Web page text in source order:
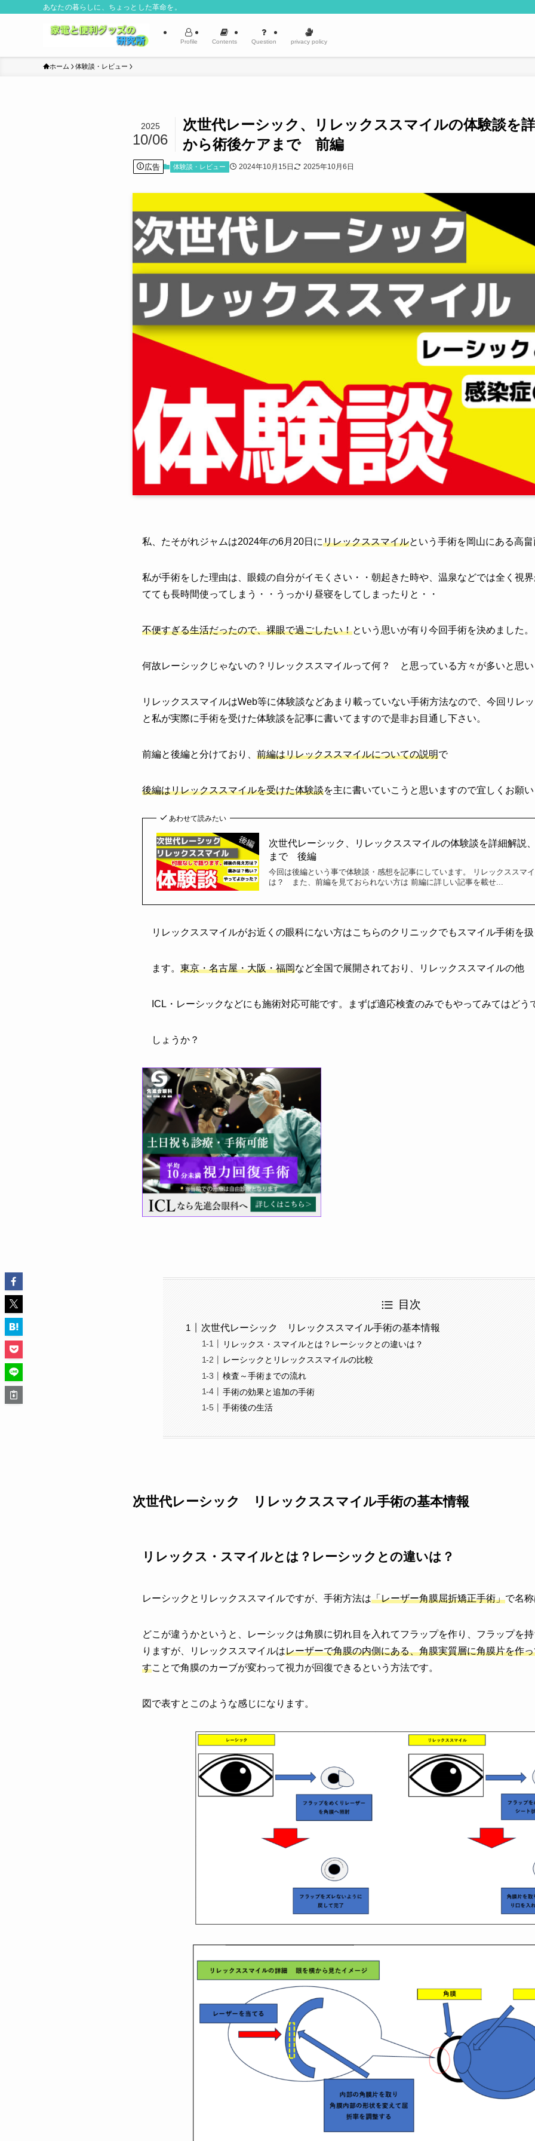
あなたの暮らしに、ちょっとした革命を。
Profile Contents Question privacy policy
ホーム 体験談・レビュー
次世代レーシック、リレックススマイルの体験談を
から術後ケアまで 前編
2025
10/06
広告 体験談・レビュー 2024年10月15日 2025年10月6日
私、たそがれジャムは2024年の6月20日にリレックススマイルという手術を岡山にある高
私が手術をした理由は、
眼鏡の自分がイモくさい・・朝起きた時や、温泉などでは全く視
てても長時間使ってしまう・・うっかり昼寝をしてしまったりと・・
不便すぎる生活だったので、裸眼で過ごしたい！という思いが有り今回手術を決めました。
何故レーシックじゃないの？リレックススマイルって何？ と思っている方々が多いと思い
リレックススマイルはWeb等に体験談などあまり載っていない手術方法なので、今回リレ
と私が実際に手術を受けた体験談を記事に書いてますので是非お目通し下さい。
前編と後編と分けており、 前編はリレックススマイルについての説明で
後編はリレックススマイルを受けた体験談を主に書いていこうと思いますので宜しくお願い
あわせて読みたい
次世代レーシック、リレックススマイルの体験談を詳細解説
まで 後編
今回は後編という事で体験談・感想を記事にしています。 リレックススマ
は？ また、前編を見ておられない方は 前編に詳しい記事を載せ...
リレックススマイルがお近くの眼科にない方はこちらのクリニックでもスマイル手術を扱
ます。 東京・名古屋・大阪・福岡など全国で展開されており、 リレックススマイルの他
ICL・レーシックなどにも施術対応可能です。まずば適応検査のみでもやってみてはどう
しょうか？
目次
次世代レーシック リレックススマイル手術の基本情報
リレックス・スマイルとは？レーシックとの違いは？
レーシックとリレックススマイルの比較
検査～手術までの流れ
手術の効果と追加の手術
手術後の生活
次世代レーシック リレックススマイル手術の基本情報
リレックス・スマイルとは？レーシックとの違いは？
レーシックとリレックススマイルですが、手術方法は「レーザー角膜屈折矯正手術」で名称
どこが違うかというと、レーシックは角膜に切れ目を入れてフラップを作り、フラップを
りますが、リレックススマイルはレーザーで角膜の内側にある、角膜実質層に角膜片を作
すことで角膜のカーブが変わって視力が回復できるという方法です。
図で表すとこのような感じになります。